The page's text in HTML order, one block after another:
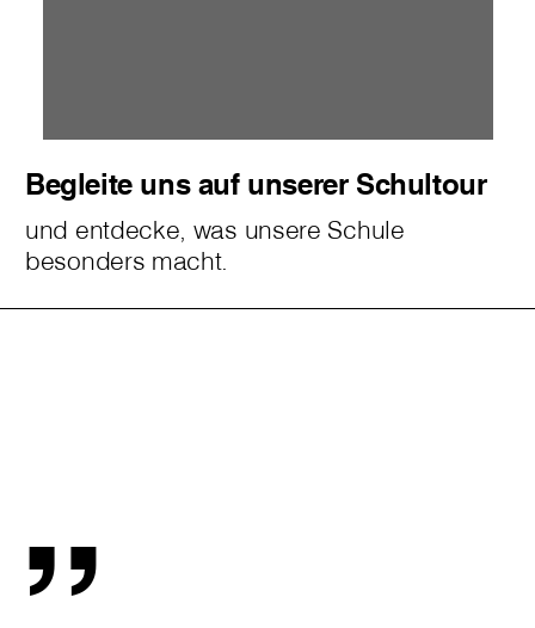
Begleite uns auf unserer Schultour
und entdecke, was unsere Schule
besonders macht.
„